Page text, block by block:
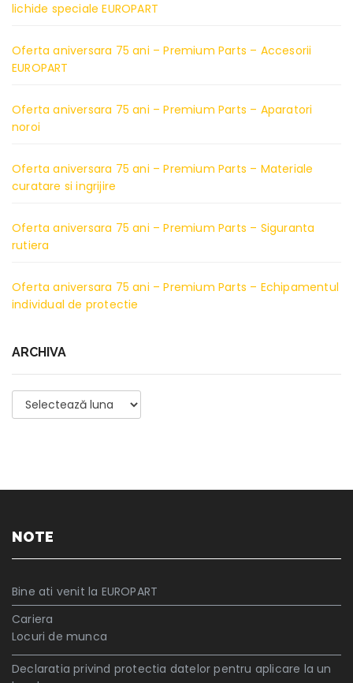
lichide speciale EUROPART
Oferta aniversara 75 ani – Premium Parts – Accesorii
EUROPART
Oferta aniversara 75 ani – Premium Parts – Aparatori
noroi
Oferta aniversara 75 ani – Premium Parts – Materiale
curatare si ingrijire
Oferta aniversara 75 ani – Premium Parts – Siguranta
rutiera
Oferta aniversara 75 ani – Premium Parts – Echipamentul
individual de protectie
ARCHIVA
Archiva
NOTE
Bine ati venit la EUROPART
Cariera
Locuri de munca
Declaratia privind protectia datelor pentru aplicare la un